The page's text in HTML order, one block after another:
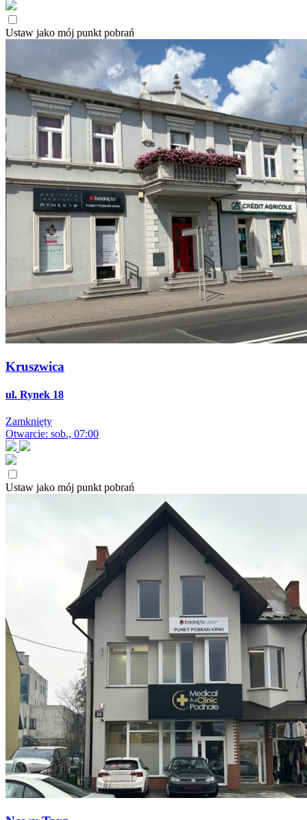
Ustaw jako mój punkt pobrań
Kruszwica
ul. Rynek 18
Zamknięty
Otwarcie: sob., 07:00
Ustaw jako mój punkt pobrań